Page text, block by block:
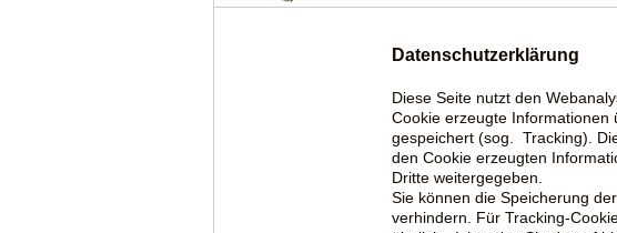
Datenschutzerklärung
Diese Seite nutzt den
Cookie erzeugte Informationen
gespeichert (sog. Tracking).
den Cookie erzeugten
Dritte weitergegeben.
Sie können die Speicherung
verhindern. Für Tracking-